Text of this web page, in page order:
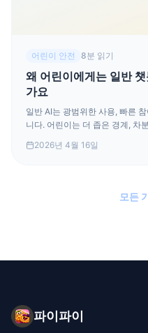
어린이 안전 8분 읽기
왜 어린이에게는 일반
가요
일반 AI는 광범위한 사용, 빠른
니다. 어린이는 더 좁은 경계, 차
2026년 4월 16일
모든
파이파이